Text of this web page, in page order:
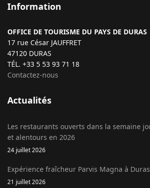
Information
OFFICE DE TOURISME DU PAYS DE DURAS
17 rue César JAUFFRET
47120 DURAS
TÉL. +33 5 53 93 71 18
Contactez-nous
Actualités
Les restaurants ouverts dans la semaine
et alentours en 2026
24 juillet 2026
Expérience fraîcheur Parvis Magna à Duras
21 juillet 2026